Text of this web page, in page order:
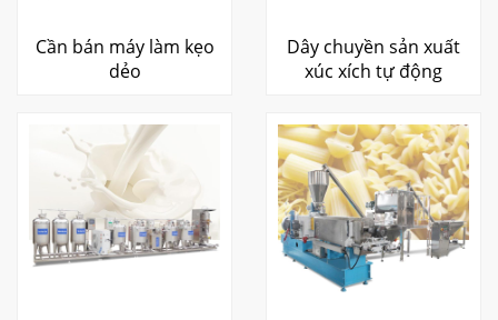
Cần bán máy làm kẹo
dẻo
Dây chuyền sản xuất
xúc xích tự động